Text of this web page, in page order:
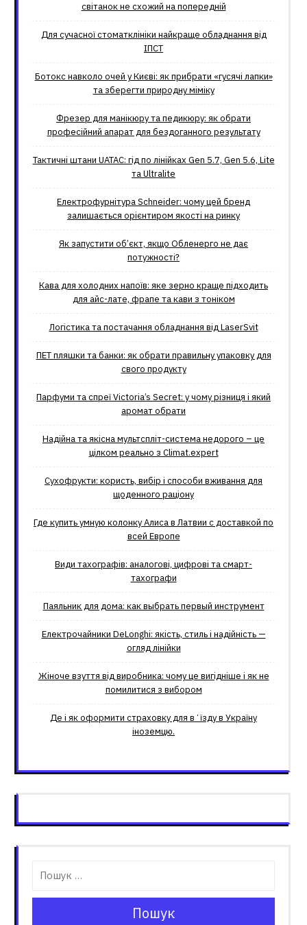
світанок не схожий на попередній
Для сучасної стоматклініки найкраще обладнання від
ІПСТ
Ботокс навколо очей у Києві: як прибрати «гусячі лапки»
та зберегти природну міміку
Фрезер для манікюру та педикюру: як обрати
професійний апарат для бездоганного результату
Тактичні штани UATAC: гід по лінійках Gen 5.7, Gen 5.6, Lite
та Ultralite
Електрофурнітура Schneider: чому цей бренд
залишається орієнтиром якості на ринку
Як запустити об’єкт, якщо Обленерго не дає
потужності?
Кава для холодних напоїв: яке зерно краще підходить
для айс-лате, фрапе та кави з тоніком
Логістика та постачання обладнання від LaserSvit
ПЕТ пляшки та банки: як обрати правильну упаковку для
свого продукту
Парфуми та спреї Victoria’s Secret: у чому різниця і який
аромат обрати
Надійна та якісна мультспліт-система недорого – це
цілком реально з Climat.еxpert
Сухофрукти: користь, вибір і способи вживання для
щоденного раціону
Где купить умную колонку Алиса в Латвии с доставкой по
всей Европе
Види тахографів: аналогові, цифрові та смарт-
тахографи
Паяльник для дома: как выбрать первый инструмент
Електрочайники DeLonghi: якість, стиль і надійність —
огляд лінійки
Жіноче взуття від виробника: чому це вигідніше і як не
помилитися з вибором
Де і як оформити страховку для вʼїзду в Україну
іноземцю.
Пошук